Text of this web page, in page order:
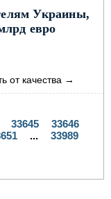
Украины,
евро
от качества →
33645
33646
... 33989